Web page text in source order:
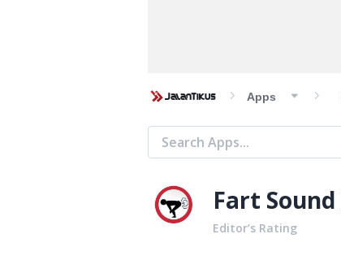
Apps
Fart
Editor’s Rating